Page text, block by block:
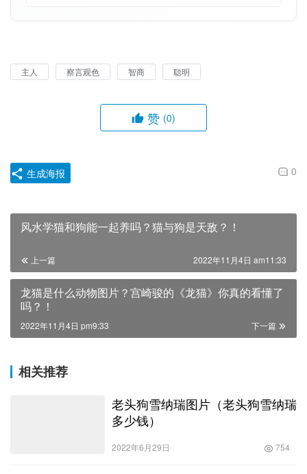
主人 察言观色 智商 聪明
赞 (0)
0
生成海报
风水学猫和狗能一起养吗？猫与狗是天敌？！
上一篇 2022年11月4日 am11:33
龙猫是什么动物图片？宫崎骏的《龙猫》你真的看懂了
吗？！
下一篇
2022年11月4日 pm9:33
相关推荐
老头狗雪纳瑞图片（老头狗雪纳瑞
多少钱）
2022年6月29日 754